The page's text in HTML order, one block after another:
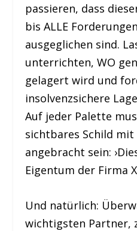
passieren, dass
bis ALLE
ausgeglichen sind.
unterrichten, WO
gelagert wird und
insolvenzsichere
Auf jeder Palette
sichtbares Schild
angebracht sein:
Eigentum der Firma
Und natürlich:
wichtigsten Partner,